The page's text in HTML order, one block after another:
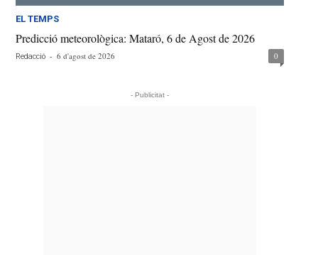
EL TEMPS
Predicció meteorològica: Mataró, 6 de Agost de 2026
Redacció - 6 d'agost de 2026 0
- Publicitat -